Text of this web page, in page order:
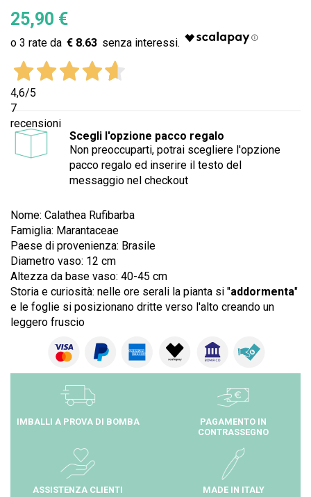
25,90 €
€ 8.63
4,6/5
7
recensioni
Scegli l'opzione pacco regalo
Non preoccuparti, potrai scegliere l'opzione
pacco regalo ed inserire il testo del
messaggio nel checkout
Nome: Calathea Rufibarba
Famiglia: Marantaceae
Paese di provenienza: Brasile
Diametro vaso: 12 cm
Altezza da base vaso: 40-45 cm
Storia e curiosità: nelle ore serali la pianta si "addormenta"
e le foglie si posizionano dritte verso l'alto creando un
leggero fruscio
IMBALLI A PROVA DI BOMBA
PAGAMENTO IN
CONTRASSEGNO
ASSISTENZA CLIENTI MADE IN ITALY